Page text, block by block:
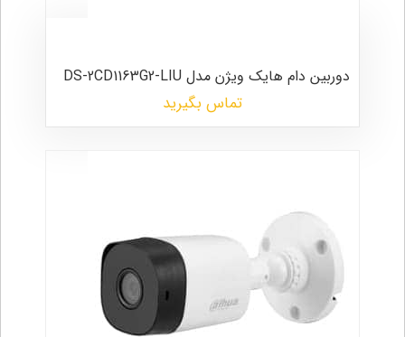
دوربین دام هایک ویژن مدل DS-2CD1163G2-LIU
تماس بگیرید